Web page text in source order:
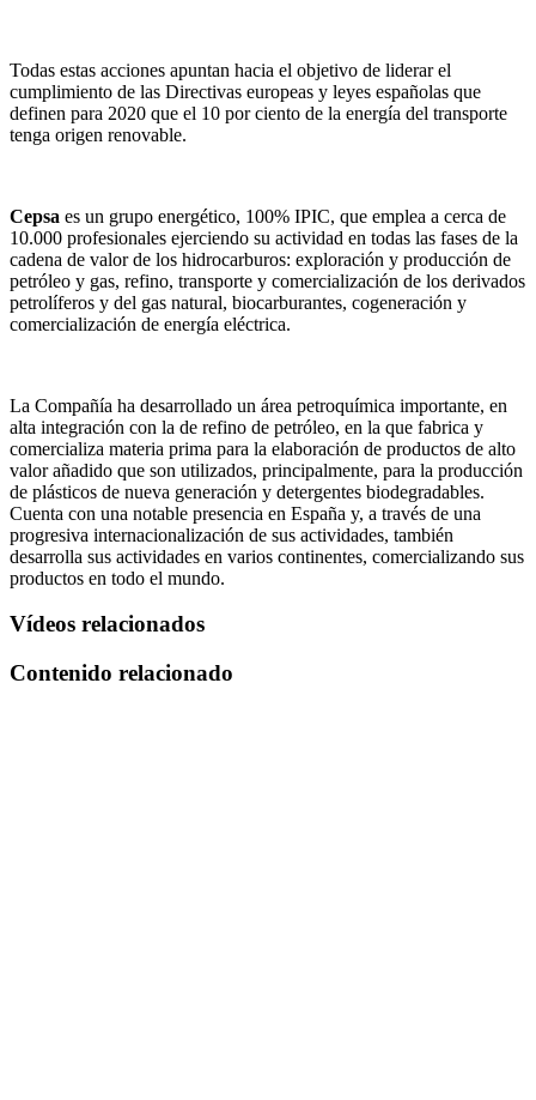
Todas estas acciones apuntan hacia el objetivo de liderar el
cumplimiento de las Directivas europeas y leyes españolas que
definen para 2020 que el 10 por ciento de la energía del transporte
tenga origen renovable.
Cepsa es un grupo energético, 100% IPIC, que emplea a cerca de
10.000 profesionales ejerciendo su actividad en todas las fases de la
cadena de valor de los hidrocarburos: exploración y producción de
petróleo y gas, refino, transporte y comercialización de los derivados
petrolíferos y del gas natural, biocarburantes, cogeneración y
comercialización de energía eléctrica.
La Compañía ha desarrollado un área petroquímica importante, en
alta integración con la de refino de petróleo, en la que fabrica y
comercializa materia prima para la elaboración de productos de alto
valor añadido que son utilizados, principalmente, para la producción
de plásticos de nueva generación y detergentes biodegradables.
Cuenta con una notable presencia en España y, a través de una
progresiva internacionalización de sus actividades, también
desarrolla sus actividades en varios continentes, comercializando sus
productos en todo el mundo.
Vídeos relacionados
Contenido relacionado